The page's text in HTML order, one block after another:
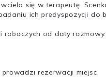
się w terapeutę.
ich predyspozycji do
od daty
rezerwacji miejsc.